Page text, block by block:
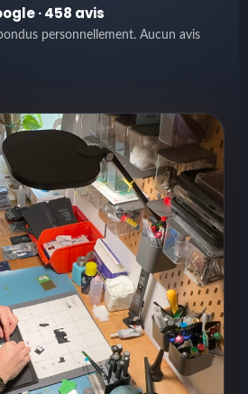
· 458 avis
personnellement. Aucun avis